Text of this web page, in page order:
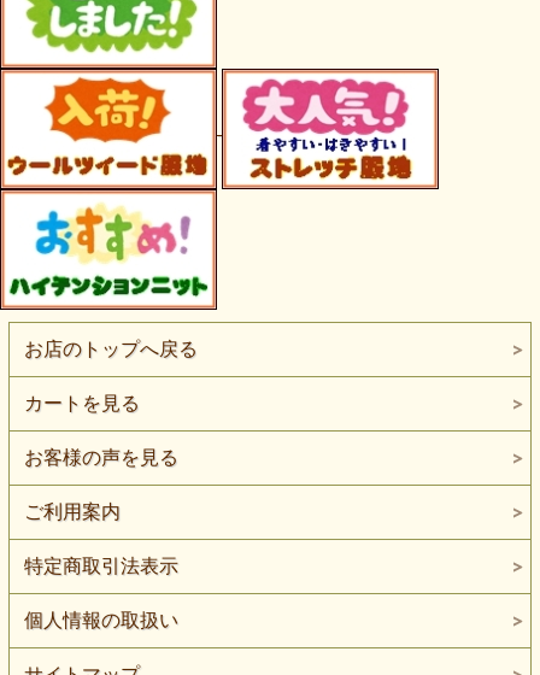
お店のトップへ戻る
カートを見る
お客様の声を見る
ご利用案内
特定商取引法表示
個人情報の取扱い